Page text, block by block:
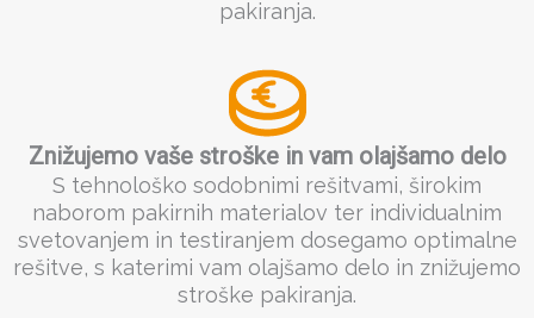
pakiranja.
Znižujemo vaše stroške in vam olajšamo delo
S tehnološko sodobnimi rešitvami, širokim
naborom pakirnih materialov ter individualnim
svetovanjem in testiranjem dosegamo optimalne
rešitve, s katerimi vam olajšamo delo in znižujemo
stroške pakiranja.